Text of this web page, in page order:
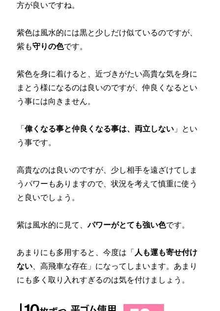
方が良いですね。
紫色は風水的には黒と少しだけ似ているのですが、
紫も守りの色です。
紫色を身に着けると、近づきがたい高貴な気を身に
まとう様になるのは良いのですが、仲良くなるとい
う事には向きません。
「偉くなる事と仲良くなる事は、両立しない 」とい
う事です。
高貴なのは良いのですが、少し相手を遠ざけてしま
うパワーもありますので、状況を考えて慎重に使う
と良いでしょう。
紫は風水的に見て、パワーがとても強い色です。
あまりにも多用すると、今度は「 人も運も寄せ付け
ない、高飛車な存在」になってしまいます。あまり
にも多く取り入れすぎるのは気を付けましょう。